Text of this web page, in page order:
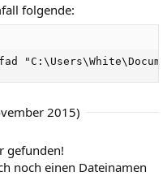
folgende:
2015)
gefunden!
noch einen Dateinamen